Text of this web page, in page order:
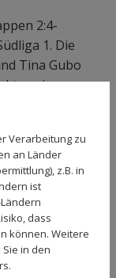
2:4-
1. Die
Tina Gubo
viele tolle
mit 6:0, die
mit 6:0
SC Vöhringen)
freuten
Verarbeitung zu
an Länder
z.B. in
ist
dass
können. Weitere
in den